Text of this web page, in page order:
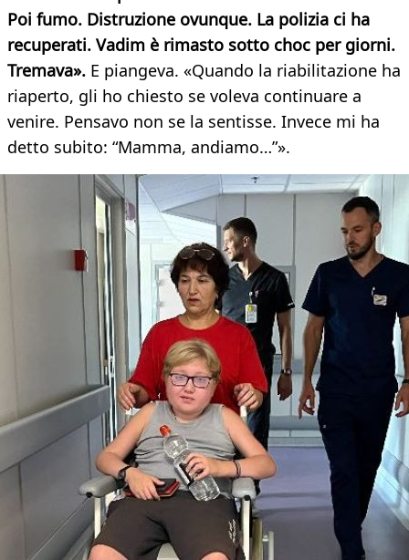
Poi fumo. Distruzione ovunque. La polizia ci ha
recuperati. Vadim è rimasto sotto choc per giorni.
Tremava». E piangeva. «Quando la riabilitazione ha
riaperto, gli ho chiesto se voleva continuare a
venire. Pensavo non se la sentisse. Invece mi ha
detto subito: “Mamma, andiamo…”».